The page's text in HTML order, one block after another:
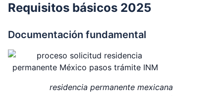
Requisitos básicos 2025
Documentación fundamental
residencia permanente mexicana